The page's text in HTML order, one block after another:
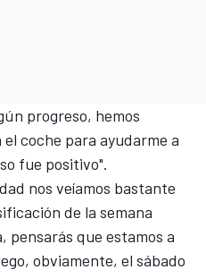
progreso, hemos
coche para ayudarme a
fue positivo".
nos veíamos bastante
de la semana
pensarás que estamos a
obviamente, el sábado